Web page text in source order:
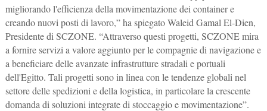
migliorando l'efficienza della movimentazione dei container e
creando nuovi posti di lavoro,” ha spiegato Waleid Gamal El-Dien,
Presidente di SCZONE. “Attraverso questi progetti, SCZONE mira
a fornire servizi a valore aggiunto per le compagnie di navigazione e
a beneficiare delle avanzate infrastrutture stradali e portuali
dell'Egitto. Tali progetti sono in linea con le tendenze globali nel
settore delle spedizioni e della logistica, in particolare la crescente
domanda di soluzioni integrate di stoccaggio e movimentazione”.